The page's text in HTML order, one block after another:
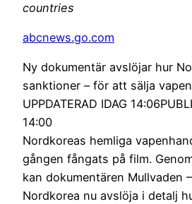
countries
abcnews.go.com
Ny dokumentär avslöjar hur
sanktioner – för att sälja vapen
UPPDATERAD IDAG
14:00
Nordkoreas hemliga
gången fångats på film.
kan dokumentären Mullvaden
Nordkorea nu avslöja i detalj